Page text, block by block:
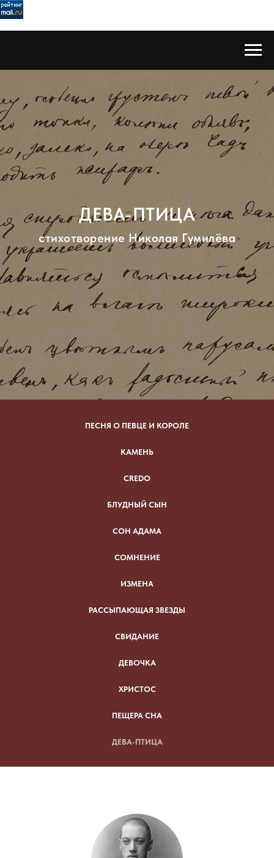
ДЕВА-ПТИЦА
стихотворение Николая Гумилёва
ПЕСНЯ О ПЕВЦЕ И КОРОЛЕ
КАМЕНЬ
CREDO
БЛУДНЫЙ СЫН
СОН АДАМА
СОМНЕНИЕ
ИЗМЕНА
РАССЫПАЮЩАЯ ЗВЕЗДЫ
СВИДАНИЕ
ДЕВОЧКА
ХРИСТОС
ПЕЩЕРА СНА
ДЕВА-ПТИЦА